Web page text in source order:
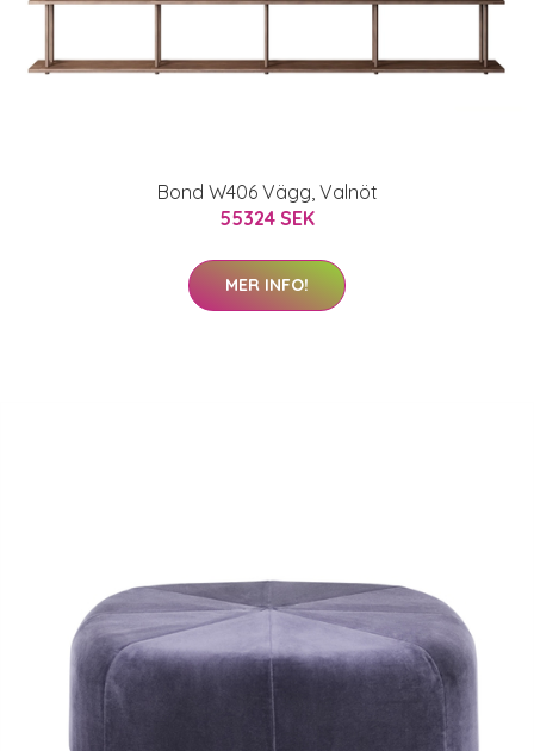
Bond W406 Vägg, Valnöt
55324 SEK
MER INFO!